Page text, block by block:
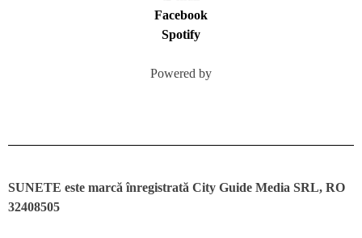
Facebook
Spotify
Powered by
SUNETE este marcă înregistrată City Guide Media SRL, RO
32408505